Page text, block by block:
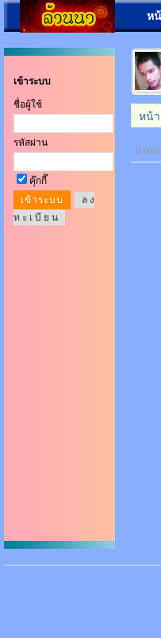
ห
เข้าระบบ
ชื่อผู้ใช้
รหัสผ่าน
คุ๊กกี๊
ล ง
ท ะ เ บี ย น
หน้
บ้านป่